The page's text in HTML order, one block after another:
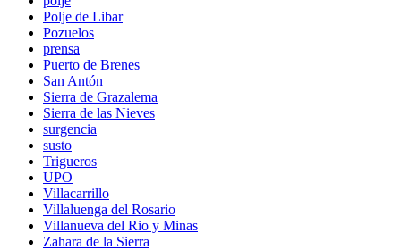
Polje de Libar
Pozuelos
prensa
Puerto de Brenes
San Antón
Sierra de Grazalema
Sierra de las Nieves
surgencia
susto
Trigueros
UPO
Villacarrillo
Villaluenga del Rosario
Villanueva del Rio y Minas
Zahara de la Sierra